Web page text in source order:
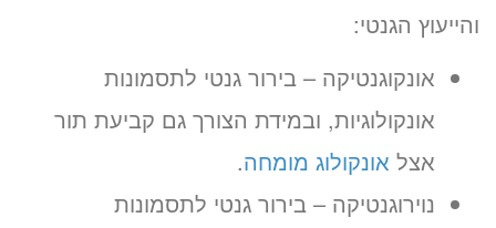
והייעוץ הגנטי:
אונקוגנטיקה – בירור גנטי לתסמונות
אונקולוגיות, ובמידת הצורך גם קביעת תור
אצל אונקולוג מומחה.
נוירוגנטיקה – בירור גנטי לתסמונות